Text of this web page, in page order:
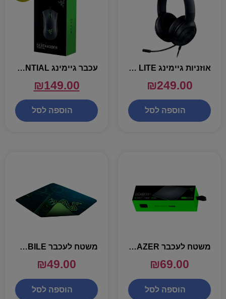
אוזניות גיימינג RAZER KRAKEN X LITE
₪249.00
הוספה לסל
עכבר גיימינג RAZER DEATHADDER ESSENTIAL
₪149.00
הוספה לסל
משטח לעכבר gigantus v2 – RAZER
₪69.00
הוספה לסל
משטח לעכבר Razer GOLIATHUS MOBILE
₪49.00
הוספה לסל